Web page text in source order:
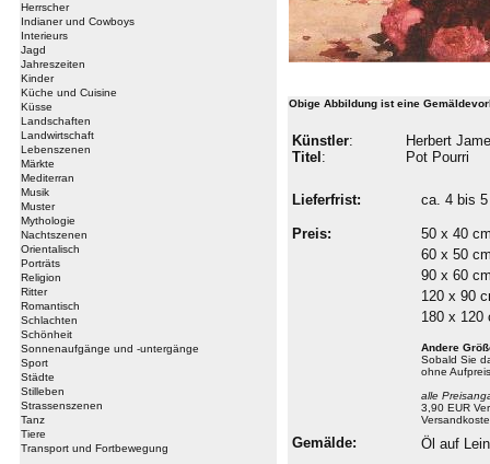
Herrscher
Indianer und Cowboys
Interieurs
Jagd
Jahreszeiten
Kinder
Küche und Cuisine
Küsse
Landschaften
Landwirtschaft
Lebenszenen
Märkte
Mediterran
Musik
Muster
Mythologie
Nachtszenen
Orientalisch
Porträts
Religion
Ritter
Romantisch
Schlachten
Schönheit
Sonnenaufgänge und -untergänge
Sport
Städte
Stilleben
Strassenszenen
Tanz
Tiere
Transport und Fortbewegung
Obige Abbildung ist eine
Künstler:
Titel :
Herbert
Pot Pourri
Lieferfrist: ca. 4 bis
Preis:
50 x 40
60 x 50
90 x 60
120 x 90
180 x 120
Andere
Sobald Sie
ohne
alle
3,90 EUR
Gemälde: Öl auf